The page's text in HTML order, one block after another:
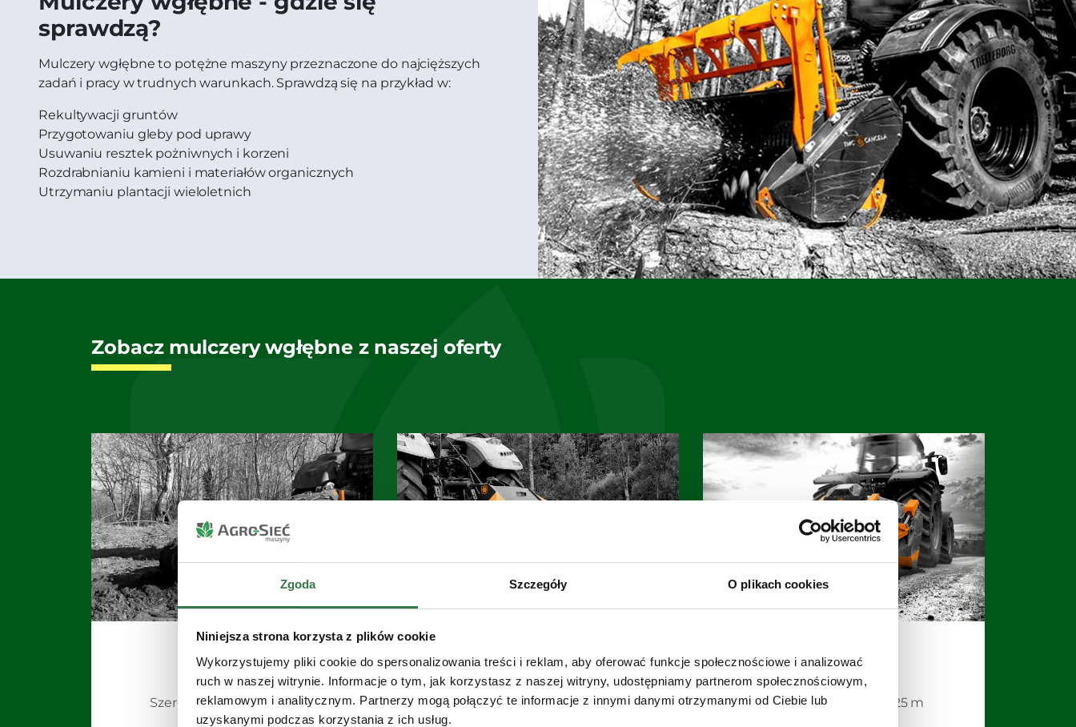
Zgoda Szczegóły O plikach cookies
Niniejsza strona korzysta z plików cookie
Wykorzystujemy pliki cookie do spersonalizowania treści i reklam, aby oferować funkcje społecznościowe i analizować
ruch w naszej witrynie. Informacje o tym, jak korzystasz z naszej witryny, udostępniamy partnerom społecznościowym,
reklamowym i analitycznym. Partnerzy mogą połączyć te informacje z innymi danymi otrzymanymi od Ciebie lub
uzyskanymi podczas korzystania z ich usług.
sprawdzą?
Mulczery wgłębne to potężne maszyny przeznaczone do najcięższych
zadań i pracy w trudnych warunkach. Sprawdzą się na przykład w:
Rekultywacji gruntów
Przygotowaniu gleby pod uprawy
Usuwaniu resztek pożniwnych i korzeni
Rozdrabnianiu kamieni i materiałów organicznych
Utrzymaniu plantacji wieloletnich
Zobacz mulczery wgłębne z naszej oferty
TFC
Mulczer
Szerokość robocza 0,60 m
Mulczer
Szerokość robocza 1,80 m
Mulczer
Szerokość robocza 2,25 m